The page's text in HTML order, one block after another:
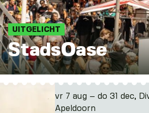
UITGELICHT
StadsOase
vr 7 aug – do 31 dec,
Apeldoorn